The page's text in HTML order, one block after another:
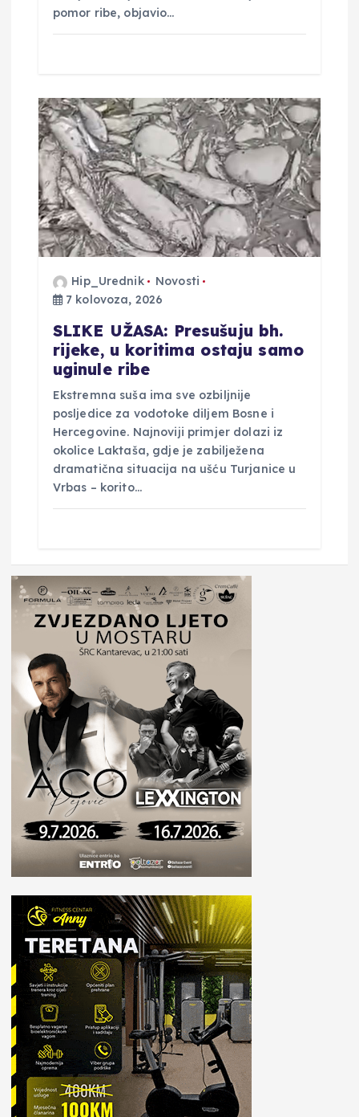
pomor ribe, objavio…
Hip_Urednik
Novosti
7 kolovoza, 2026
SLIKE UŽASA: Presušuju bh.
rijeke, u koritima ostaju samo
uginule ribe
Ekstremna suša ima sve ozbiljnije
posljedice za vodotoke diljem Bosne i
Hercegovine. Najnoviji primjer dolazi iz
okolice Laktaša, gdje je zabilježena
dramatična situacija na ušću Turjanice u
Vrbas – korito…